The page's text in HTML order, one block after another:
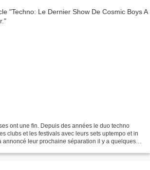
ont une fin. Depuis des années le duo techno
clubs et les festivals avec leurs sets uptempo et in
annoncé leur prochaine séparation il y a quelques